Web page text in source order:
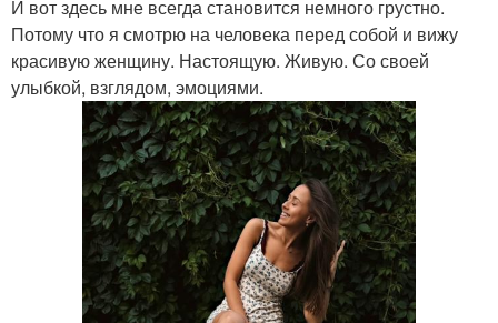
И вот здесь мне всегда становится немного грустно.
Потому что я смотрю на человека перед собой и вижу
красивую женщину. Настоящую. Живую. Со своей
улыбкой, взглядом, эмоциями.